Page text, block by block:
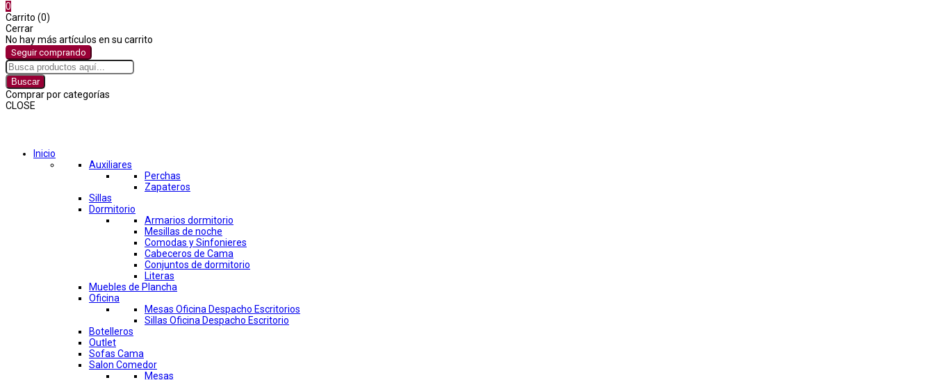
0
Carrito (0)
Cerrar
No hay más artículos en su carrito
Seguir comprando
Buscar
Comprar por categorías
CLOSE
Inicio
Auxiliares
Perchas
Zapateros
Sillas
Dormitorio
Armarios dormitorio
Mesillas de noche
Comodas y Sinfonieres
Cabeceros de Cama
Conjuntos de dormitorio
Literas
Muebles de Plancha
Oficina
Mesas Oficina Despacho Escritorios
Sillas Oficina Despacho Escritorio
Botelleros
Outlet
Sofas Cama
Salon Comedor
Mesas